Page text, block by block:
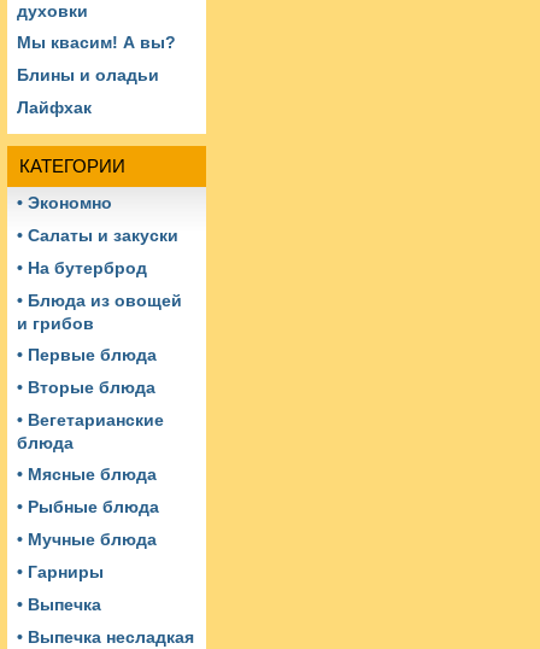
духовки
Мы квасим! А вы?
Блины и оладьи
Лайфхак
КАТЕГОРИИ
• Экономно
• Салаты и закуски
• На бутерброд
• Блюда из овощей
и грибов
• Первые блюда
• Вторые блюда
• Вегетарианские
блюда
• Мясные блюда
• Рыбные блюда
• Мучные блюда
• Гарниры
• Выпечка
• Выпечка несладкая